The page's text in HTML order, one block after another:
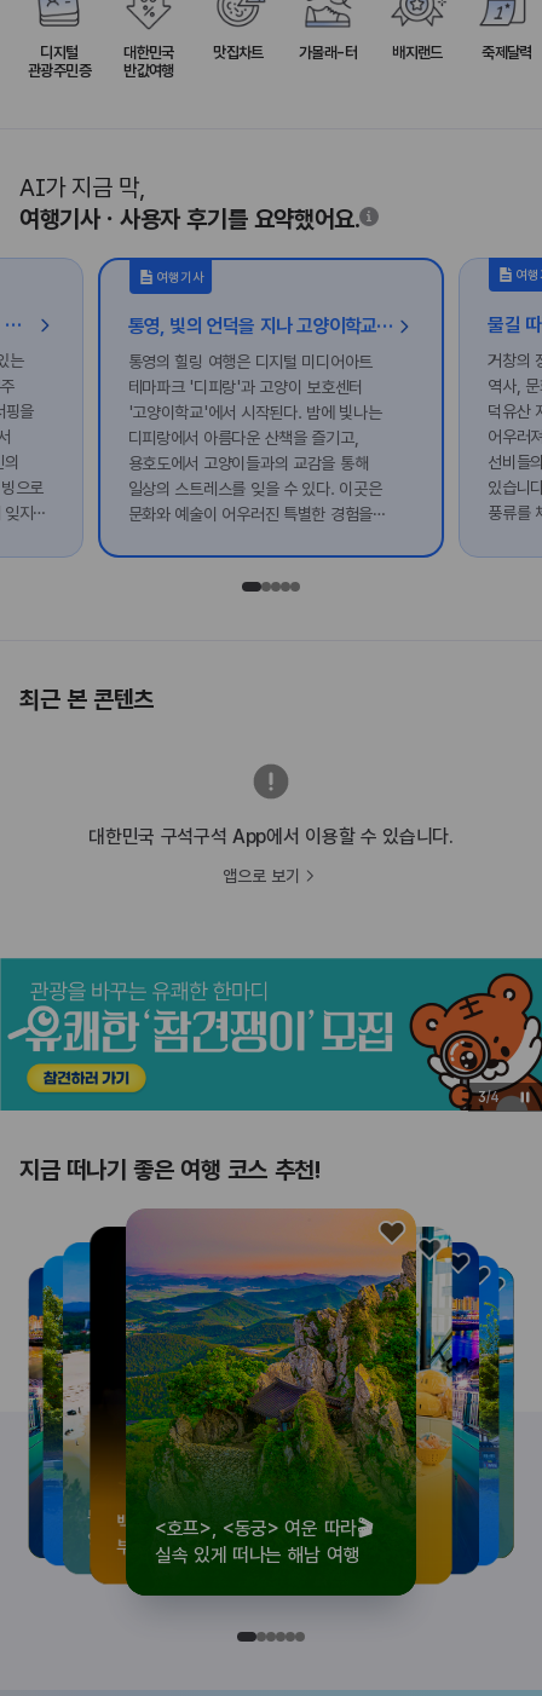
디지털
관광주민증
대한민국
반값여행
맛집차트 가볼래-터 배지랜드 축제달력
AI가 지금 막,
여행기사ㆍ사용자 후기를 요약했어요.
[가볼래-터] 태양을 피하는 방법, 실내 액티비티 여행
는
핑을
으로
지
여행기사
통영, 빛의 언덕을 지나 고양이학교로 떠나는 힐링 여행
통영의 힐링 여행은 디지털 미디어아트
테마파크 '디피랑'과 고양이 보호센터
'고양이학교'에서 시작된다. 밤에 빛나는
디피랑에서 아름다운 산책을 즐기고,
용호도에서 고양이들과의 교감을 통해
일상의 스트레스를 잊을 수 있다. 이곳은
문화와 예술이 어우러진 특별한 경험을
여
물길
거창의
역사,
덕유산
어우러
선비들
있습니
풍류를
최근 본 콘텐츠
대한민국 구석구석 App에서 이용할 수 있습니다.
앱으로 보기
3/4
지금 떠나기 좋은 여행 코스 추천!
<호프>, <동궁> 여운 따라🎬
실속 있게 떠나는 해남 여행
로컬 감성 수집!
전국 로컬 기념품숍 3곳⭐
우리말이 더 재미있어지는
세종 한글 여행
숲길부터 천년 고찰까지!
마음에 쉼을 더하는 부안
뚜벅이 여행자 주목🚶
양양 1박 2일 코스
백제의 숨결을 따라,
부여에서 만나는 여름
<호프>, <동궁> 여운 따라🎬
실속 있게 떠나는 해남 여행
로컬 감성 수집!
전국 로컬 기념품숍 3곳⭐
우리말이 더 재미있어지는
세종 한글 여행
숲길부터 천년 고찰까지!
마음에 쉼을 더하는 부안
뚜벅이 여행자 주목🚶
양양 1박 2일 코스
백제의 숨결을 따라,
부여에서 만나는 여름
<호프>, <동궁> 여운 따라🎬
실속 있게 떠나는 해남 여행
로컬 감성 수집!
전국 로컬 기념품숍 3곳⭐
우리말이 더 재미있어지는
세종 한글 여행
숲길부터 천년 고찰까지!
마음에 쉼을 더하는 부안
뚜벅이 여행자 주목🚶
양양 1박 2일 코스
백제의 숨결을 따라,
부여에서 만나는 여름